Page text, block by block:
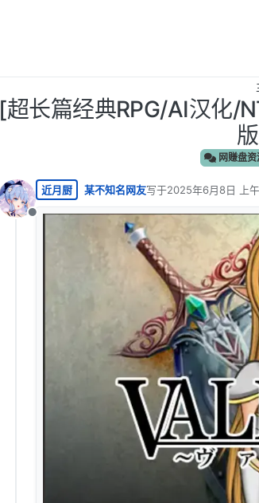
[超长篇经典RPG/AI汉化/
网赚盘资
离线
近月厨 某不知名网友写于2025年6月8日 上
最后由 编辑